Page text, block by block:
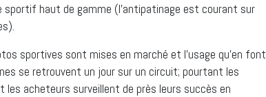
sportif haut de gamme (l’antipatinage est courant sur
sportives sont mises en marché et l’usage qu’en font
se retrouvent un jour sur un circuit; pourtant les
acheteurs surveillent de près leurs succès en